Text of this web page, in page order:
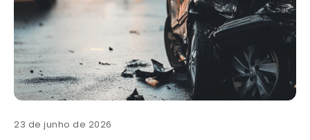
23 de junho de 2026